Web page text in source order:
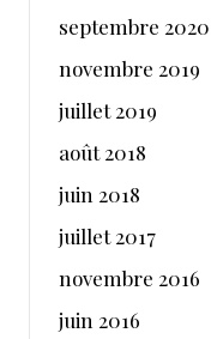
septembre 2020
novembre 2019
juillet 2019
août 2018
juin 2018
juillet 2017
novembre 2016
juin 2016